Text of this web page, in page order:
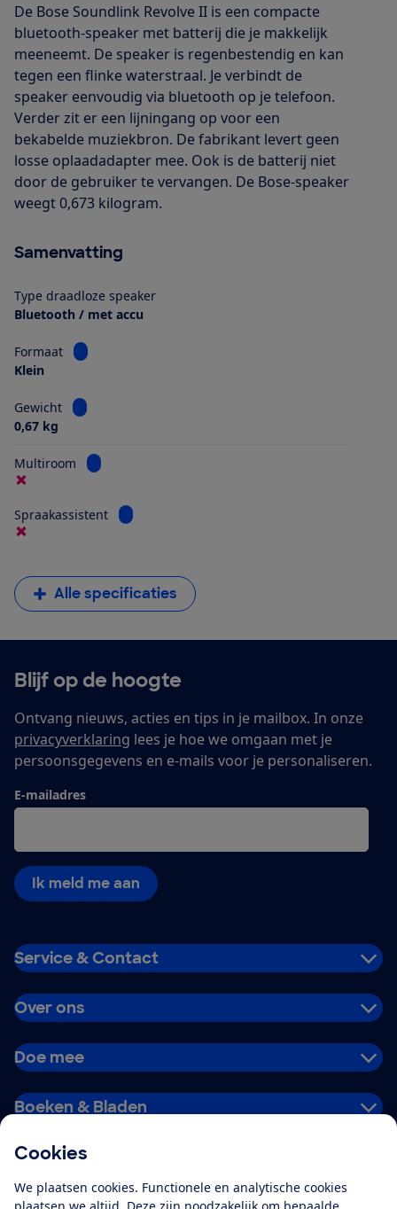
Cookies
We plaatsen cookies. Functionele en analytische cookies
De Bose Soundlink Revolve II is een compacte
bluetooth-speaker met batterij die je makkelijk
meeneemt. De speaker is regenbestendig en kan
tegen een flinke waterstraal. Je verbindt de
speaker eenvoudig via bluetooth op je telefoon.
Verder zit er een lijningang op voor een
bekabelde muziekbron. De fabrikant levert geen
losse oplaadadapter mee. Ook is de batterij niet
door de gebruiker te vervangen. De Bose-speaker
weegt 0,673 kilogram.
Samenvatting
Type draadloze speaker
Bluetooth / met accu
Formaat
Bekijk informatie voor Formaat
Klein
Gewicht
Bekijk informatie voor Gewicht
0,67 kg
Multiroom Bekijk informatie voor Multiroom
Spraakassistent Bekijk informatie voor Spraakassistent
Alle specificaties
Blijf op de hoogte
Ontvang nieuws, acties en tips in je mailbox. In onze
privacyverklaring lees je hoe we omgaan met je
persoonsgegevens en e-mails voor je personaliseren.
E-mailadres
Ik meld me aan
Service & Contact
Over ons
Doe mee
Boeken & Bladen